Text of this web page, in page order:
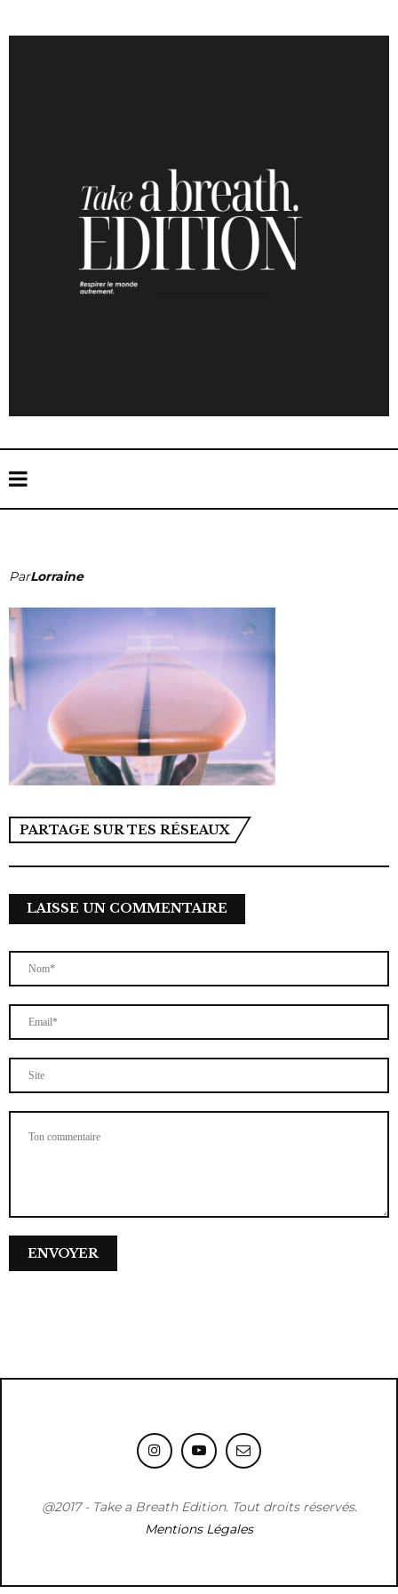
ParLorraine
PARTAGE SUR TES RÉSEAUX
LAISSE UN COMMENTAIRE
@2017 - Take a Breath Edition. Tout droits réservés.
Mentions Légales